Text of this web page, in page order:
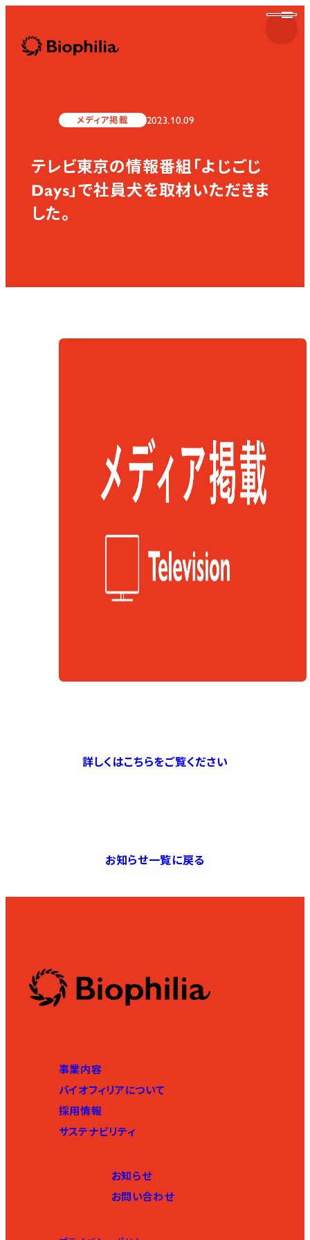
Biophilia
Biophilia
メディア掲載 2023.10.09
テレビ東京の情報番組「よじごじ
Days」で社員犬を取材いただきま
した。
詳しくはこちらをご覧ください
お知らせ一覧に戻る
事業内容
バイオフィリアについて
採用情報
サステナビリティ
お知らせ
お問い合わせ